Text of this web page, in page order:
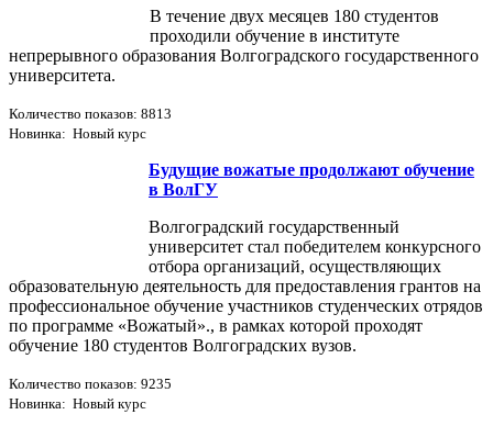
В течение двух месяцев 180 студентов
проходили обучение в институте
непрерывного образования Волгоградского государственного
университета.
Количество показов: 8813
Новинка: Новый курс
Будущие вожатые продолжают обучение
в ВолГУ
Волгоградский государственный
университет стал победителем конкурсного
отбора организаций, осуществляющих
образовательную деятельность для предоставления грантов на
профессиональное обучение участников студенческих отрядов
по программе «Вожатый»., в рамках которой проходят
обучение 180 студентов Волгоградских вузов.
Количество показов: 9235
Новинка: Новый курс